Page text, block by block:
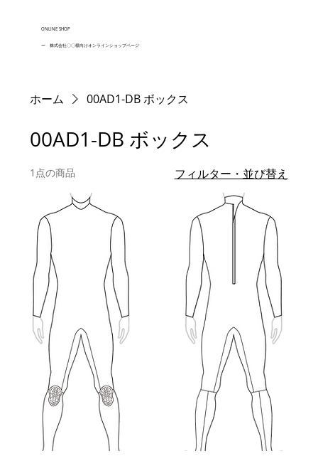
ONLINE SHOP
ー 株式会社〇〇様向けオンラインショップページ
ホーム 00AD1-DB ボックス
00AD1-DB ボックス
1点の商品 フィルター・並び替え